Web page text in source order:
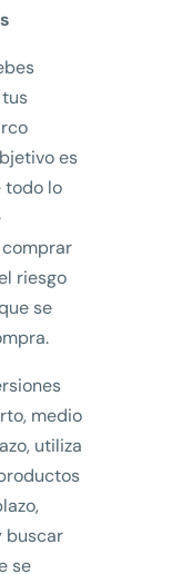
es
todo lo
riesgo
se
medio
utiliza
buscar
se